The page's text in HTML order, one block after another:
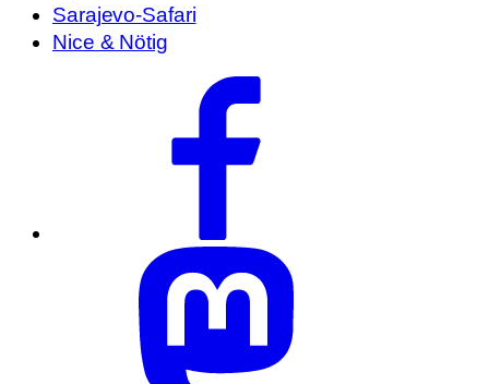
Sarajevo-Safari
Nice & Nötig